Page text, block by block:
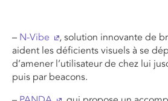
– N-Vibe
, solution innovante de
aident les déficients visuels à se
d’amener l’utilisateur de chez lui
puis par beacons.